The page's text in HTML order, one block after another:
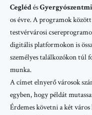
Ceglédés
os évre. A programok
testvérvárosi
digitális platformokonis
személyes találkozókon túl
munka.
A címet elnyerő városok
egyben, hogy példát
Érdemes követni a két város